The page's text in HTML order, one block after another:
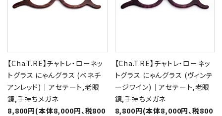
【Cha.T.RE】チャトレ・ローネッ
トグラス にゃんグラス (ベネチ
アンレッド)｜アセテート,老眼
鏡,手持ちメガネ
8,800円(本体8,000円、税800
【Cha.T.RE】チャトレ・ローネッ
トグラス にゃんグラス (ヴィンテ
ージワイン)｜アセテート,老眼
鏡,手持ちメガネ
8,800円(本体8,000円、税800